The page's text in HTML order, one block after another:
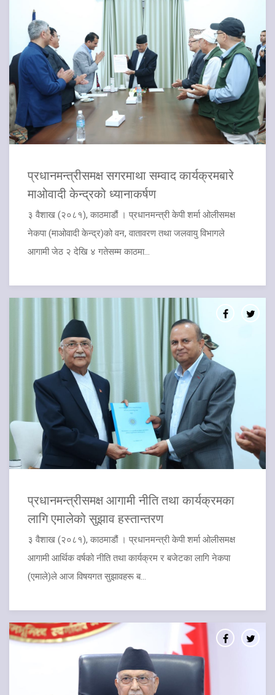
प्रधानमन्त्रीसमक्ष सगरमाथा सम्वाद कार्यक्रमबारे
माओवादी केन्द्रको ध्यानाकर्षण
३ वैशाख (२०८१), काठमाडौं । प्रधानमन्त्री केपी शर्मा ओलीसमक्ष
नेकपा (माओवादी केन्द्र)को वन, वातावरण तथा जलवायु विभागले
आगामी जेठ २ देखि ४ गतेसम्म काठमा...
प्रधानमन्त्रीसमक्ष आगामी नीति तथा कार्यक्रमका
लागि एमालेको सुझाव हस्तान्तरण
३ वैशाख (२०८१), काठमाडौं । प्रधानमन्त्री केपी शर्मा ओलीसमक्ष
आगामी आर्थिक वर्षको नीति तथा कार्यक्रम र बजेटका लागि नेकपा
(एमाले)ले आज विषयगत सुझावहरू ब...